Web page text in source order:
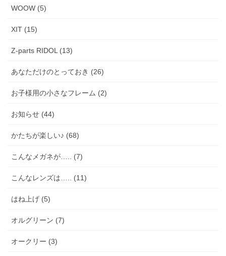
WOOW (5)
XIT (15)
Z-parts RIDOL (13)
あなただけのとっておき (26)
お子様用の小さなフレーム (2)
お知らせ (44)
かたちが楽しい♪ (68)
こんなメガネが….. (7)
こんなレンズは….. (11)
はね上げ (5)
オルグリーン (7)
オークリー (3)